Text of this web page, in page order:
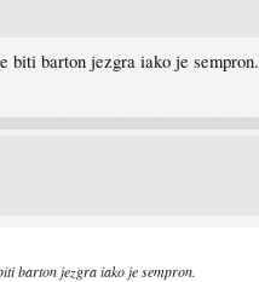
biti barton jezgra iako je sempron.
barton jezgra iako je sempron.